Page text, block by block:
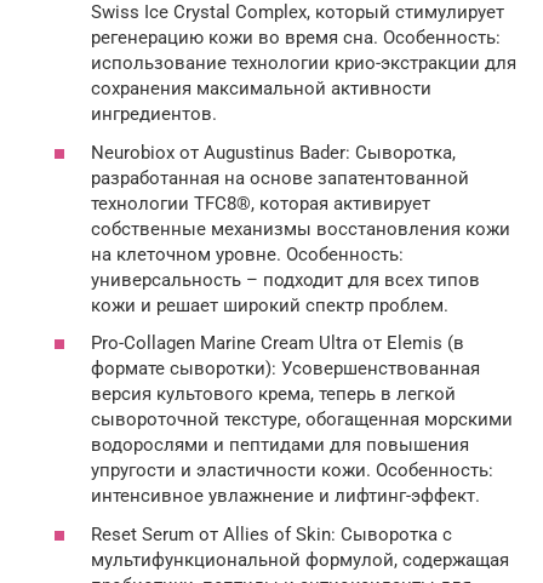
Swiss Ice Crystal Complex, который стимулирует
регенерацию кожи во время сна. Особенность:
использование технологии крио-экстракции для
сохранения максимальной активности
ингредиентов.
Neurobiox от Augustinus Bader: Сыворотка,
разработанная на основе запатентованной
технологии TFC8®, которая активирует
собственные механизмы восстановления кожи
на клеточном уровне. Особенность:
универсальность – подходит для всех типов
кожи и решает широкий спектр проблем.
Pro-Collagen Marine Cream Ultra от Elemis (в
формате сыворотки): Усовершенствованная
версия культового крема, теперь в легкой
сывороточной текстуре, обогащенная морскими
водорослями и пептидами для повышения
упругости и эластичности кожи. Особенность:
интенсивное увлажнение и лифтинг-эффект.
Reset Serum от Allies of Skin: Сыворотка с
мультифункциональной формулой, содержащая